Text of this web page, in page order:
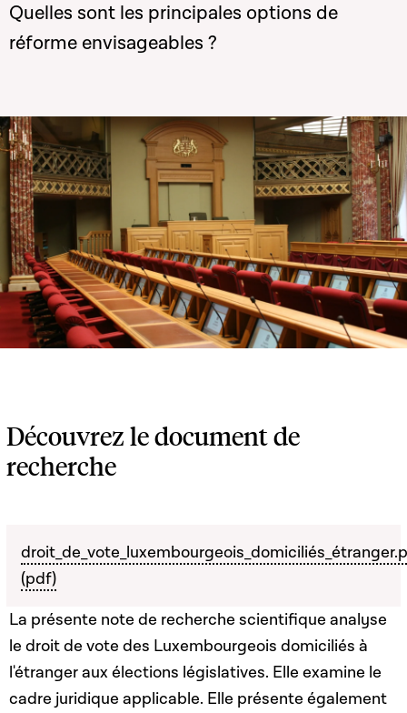
Quelles sont les principales options de
réforme envisageables ?
Découvrez le document de
recherche
(pdf)
La présente note de recherche scientifique analyse
le droit de vote des Luxembourgeois domiciliés à
l'étranger aux élections législatives. Elle examine le
cadre juridique applicable. Elle présente également